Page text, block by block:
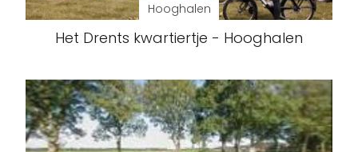
Hooghalen
Het Drents kwartiertje - Hooghalen